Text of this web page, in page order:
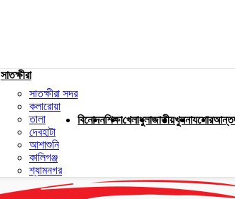
সাতক্ষীরা
সাতক্ষীরা সদর
কলারোয়া
তালা
দেবহাটা
আশাশুনি
কালিগঞ্জ
শ্যামনগর
বিনোদনশিক্ষাখেলাধুলাজাতীয়খুলনাযশোর